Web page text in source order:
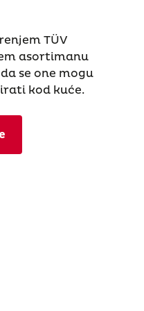
TÜV
asortimanu
se one mogu
kod kuće.